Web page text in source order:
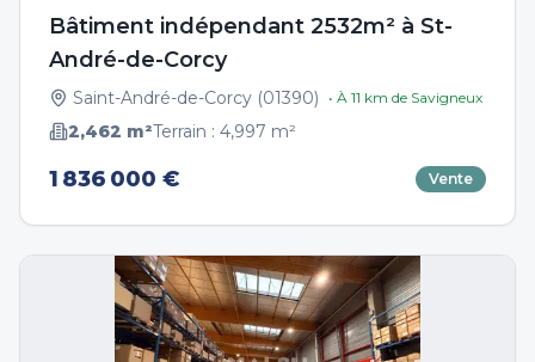
Bâtiment indépendant 2532m² à St-
André-de-Corcy
Saint-André-de-Corcy (01390) • À 11 km de Savigneux
2,462 m²Terrain : 4,997 m²
1 836 000 € Vente